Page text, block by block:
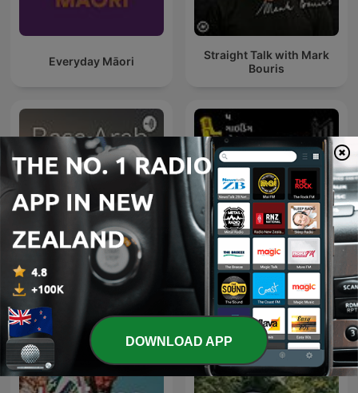
Everyday Māori
Straight Talk with Mark
Bouris
Basa Arab TGV Gujarati
DOWNLOAD APP